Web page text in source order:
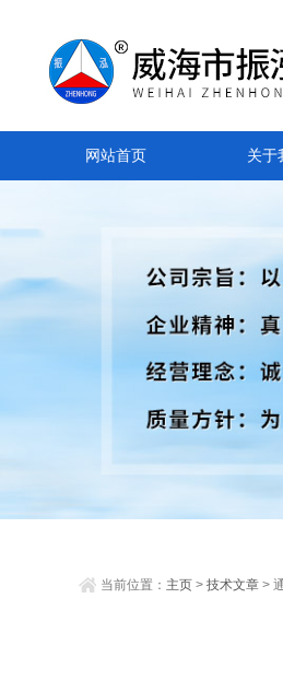
网站首页 关于
当前位置： 主页 >技术文章 >